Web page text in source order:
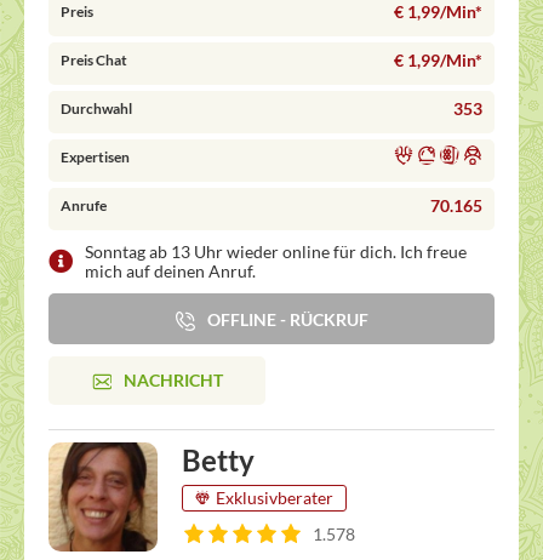
Preis € 1,99/Min*
Preis Chat € 1,99/Min*
Durchwahl 353
Expertisen
Anrufe 70.165
Sonntag ab 13 Uhr wieder online für dich. Ich freue
mich auf deinen Anruf.
OFFLINE - RÜCKRUF
NACHRICHT
Betty
Exklusivberater
1.578